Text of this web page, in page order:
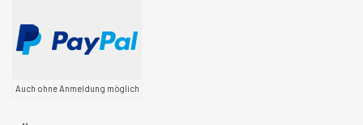
Auch ohne Anmeldung möglich